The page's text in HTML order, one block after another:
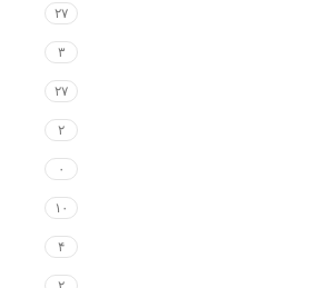
۲۷
۳
۲۷
۲
۰
۱۰
۴